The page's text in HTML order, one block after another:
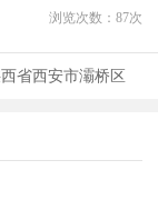
浏览次数： 87次
西省西安市灞桥区